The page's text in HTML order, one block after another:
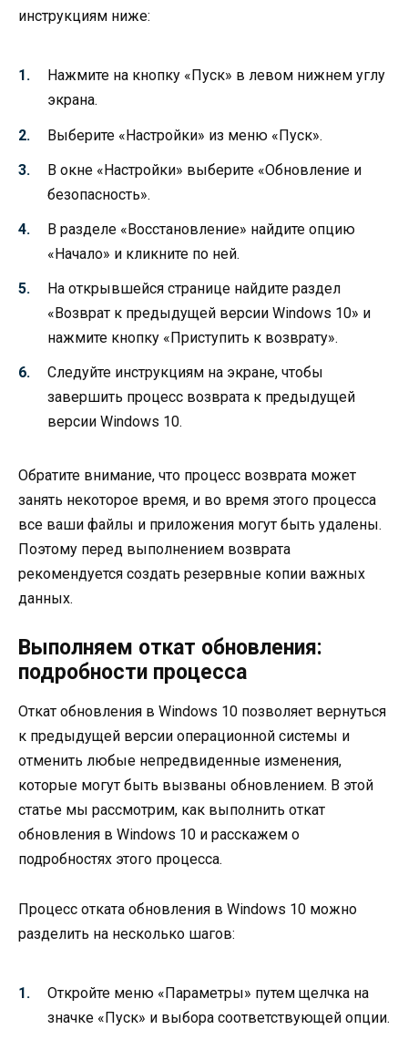
инструкциям ниже:
Нажмите на кнопку «Пуск» в левом нижнем углу
экрана.
Выберите «Настройки» из меню «Пуск».
В окне «Настройки» выберите «Обновление и
безопасность».
В разделе «Восстановление» найдите опцию
«Начало» и кликните по ней.
На открывшейся странице найдите раздел
«Возврат к предыдущей версии Windows 10» и
нажмите кнопку «Приступить к возврату».
Следуйте инструкциям на экране, чтобы
завершить процесс возврата к предыдущей
версии Windows 10.
Обратите внимание, что процесс возврата может
занять некоторое время, и во время этого процесса
все ваши файлы и приложения могут быть удалены.
Поэтому перед выполнением возврата
рекомендуется создать резервные копии важных
данных.
Выполняем откат обновления:
подробности процесса
Откат обновления в Windows 10 позволяет вернуться
к предыдущей версии операционной системы и
отменить любые непредвиденные изменения,
которые могут быть вызваны обновлением. В этой
статье мы рассмотрим, как выполнить откат
обновления в Windows 10 и расскажем о
подробностях этого процесса.
Процесс отката обновления в Windows 10 можно
разделить на несколько шагов:
Откройте меню «Параметры» путем щелчка на
значке «Пуск» и выбора соответствующей опции.